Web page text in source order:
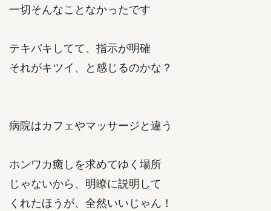
一切そんなことなかったです
テキパキしてて、指示が明確
それがキツイ、と感じるのかな？
病院はカフェやマッサージと違う
ホンワカ癒しを求めてゆく場所
じゃないから、明瞭に説明して
くれたほうが、全然いいじゃん！